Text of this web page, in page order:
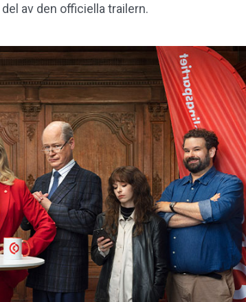
av den officiella trailern.